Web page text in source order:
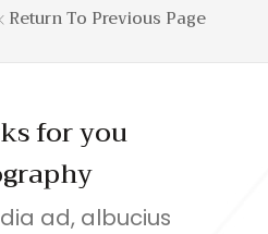
Return To Previous Page
for you
ad, albucius